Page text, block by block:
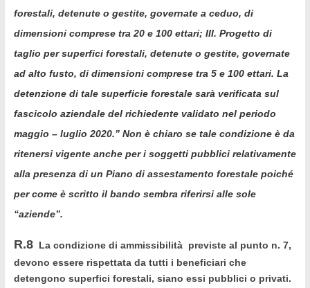
forestali, detenute o gestite, governate a ceduo, di
dimensioni comprese tra 20 e 100 ettari; III. Progetto di
taglio per superfici forestali, detenute o gestite, governate
ad alto fusto, di dimensioni comprese tra 5 e 100 ettari. La
detenzione di tale superficie forestale sarà verificata sul
fascicolo aziendale del richiedente validato nel periodo
maggio – luglio 2020.” Non è chiaro se tale condizione è da
ritenersi vigente anche per i soggetti pubblici relativamente
alla presenza di un Piano di assestamento forestale poiché
per come è scritto il bando sembra riferirsi alle sole
“aziende”.
R.8 La condizione di ammissibilità previste al punto n. 7,
devono essere rispettata da tutti i beneficiari che
detengono superfici forestali, siano essi pubblici o privati.